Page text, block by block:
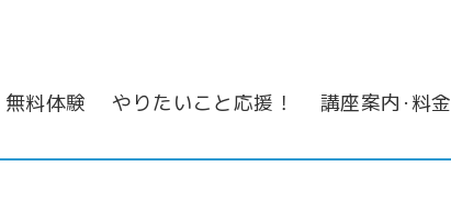
無料体験 やりたいこと応援！ 講座案内･料金